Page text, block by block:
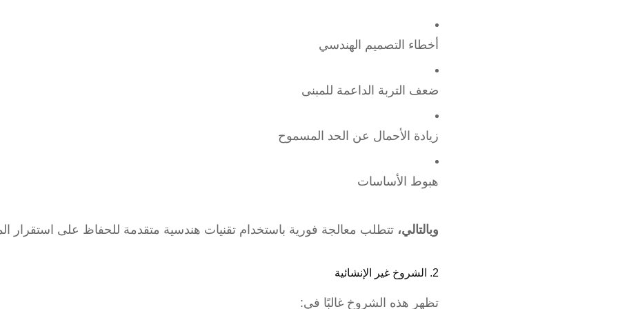
أخطاء التصميم الهندسي
ضعف التربة الداعمة للمبنى
زيادة الأحمال عن الحد المسموح
هبوط الأساسات
وبالتالي، تتطلب معالجة فورية باستخدام تقنيات هندسية متقدمة للحفاظ على استقرار
2. الشروخ غير الإنشائية
تظهر هذه الشروخ غالبًا في: